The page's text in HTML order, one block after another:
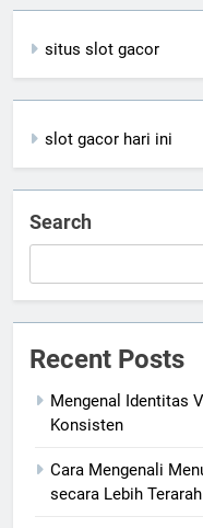
situs slot gacor
slot gacor hari ini
Search
Recent Posts
Mengenal Identitas
Konsisten
Cara Mengenali
secara Lebih Terarah